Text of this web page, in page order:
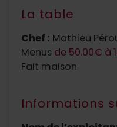
La table
Chef : Mathieu
Menus de 50.00€ à
Fait maison
Informations